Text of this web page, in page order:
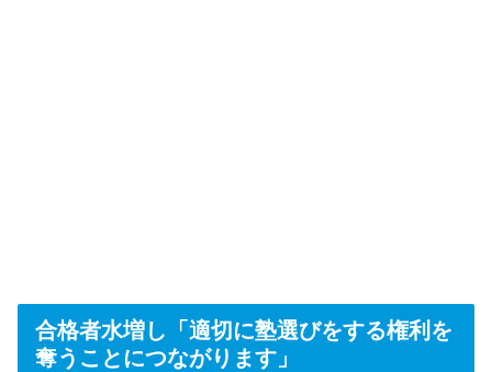
合格者水増し「適切に塾選びをする権利を
奪うことにつながります」